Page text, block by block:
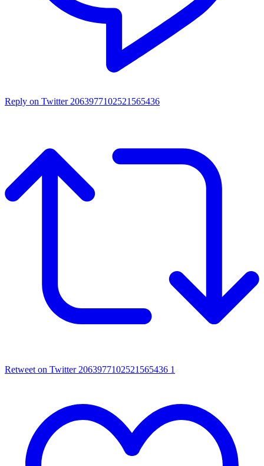
Reply on Twitter 2063977102521565436
Retweet on Twitter 2063977102521565436 1